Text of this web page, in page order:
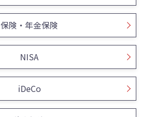
保険・年金保険
NISA
iDeCo